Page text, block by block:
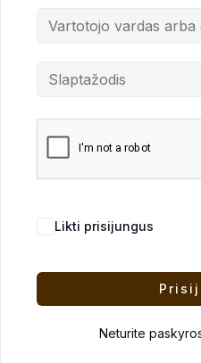
Likti prisijungus
Neturite